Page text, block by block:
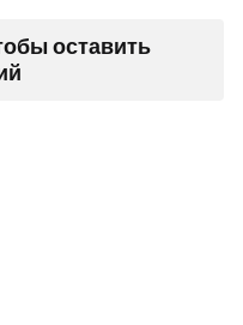
оставить